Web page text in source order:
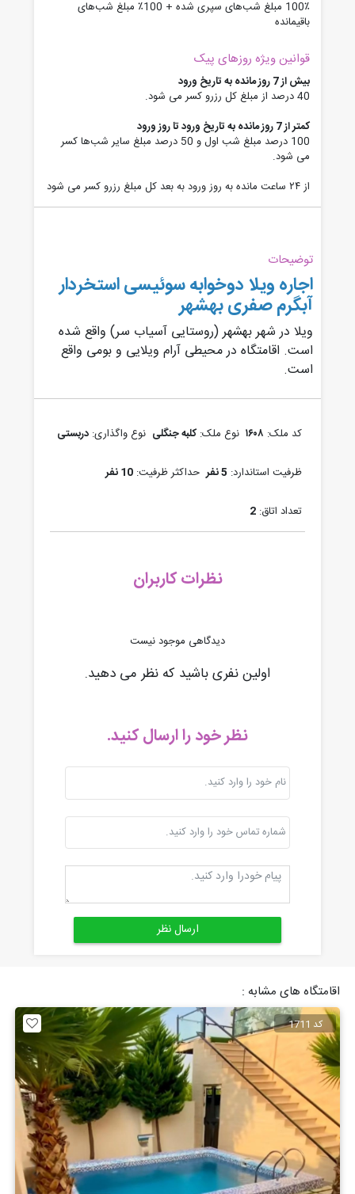
100٪ مبلغ شب‌های سپری شده + 100٪ مبلغ شب‌های
باقیمانده
قوانین ویژه روزهای پیک
بیش از 7 روز مانده به تاریخ ورود
40 درصد از مبلغ کل رزرو کسر می شود.
کمتر از 7 روز مانده به تاریخ ورود تا روز ورود
100 درصد مبلغ شب اول و 50 درصد مبلغ سایر شب‌ها کسر
می شود.
از ۲۴ ساعت مانده به روز ورود به بعد کل مبلغ رزرو کسر می شود
توضیحات
اجاره ویلا دوخوابه سوئیسی استخردار
آبگرم صفری بهشهر
ویلا در شهر بهشهر (روستایی آسیاب سر) واقع شده
است. اقامتگاه در محیطی آرام ویلایی و بومی واقع
است.
کد ملک: ۱۶۰۸ نوع ملک:کلبه جنگلی نوع واگذاری: دربستی
ظرفیت استاندارد: 5 نفر حداکثر ظرفیت: 10 نفر
تعداد اتاق: 2
نظرات کاربران
دیدگاهی موجود نیست
اولین نفری باشید که نظر می دهید.
نظر خود را ارسال کنید.
اقامتگاه های مشابه :
کد 1711